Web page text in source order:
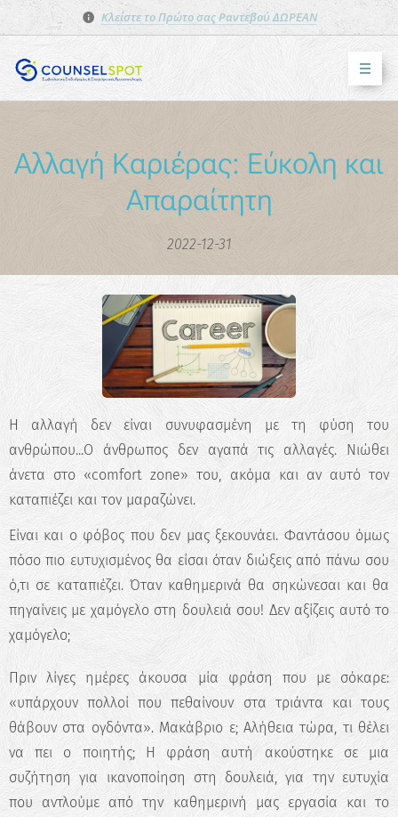
Κλείστε το Πρώτο σας Ραντεβού ΔΩΡΕΑΝ
Αλλαγή Καριέρας: Εύκολη και
Απαραίτητη
2022-12-31
Η αλλαγή δεν είναι συνυφασμένη με τη φύση του
ανθρώπου...Ο άνθρωπος δεν αγαπά τις αλλαγές. Νιώθει
άνετα στο «comfort zone» του, ακόμα και αν αυτό τον
καταπιέζει και τον μαραζώνει.
Είναι και ο φόβος που δεν μας ξεκουνάει. Φαντάσου όμως
πόσο πιο ευτυχισμένος θα είσαι όταν διώξεις από πάνω σου
ό,τι σε καταπιέζει. Όταν καθημερινά θα σηκώνεσαι και θα
πηγαίνεις με χαμόγελο στη δουλειά σου! Δεν αξίζεις αυτό το
χαμόγελο;
Πριν λίγες ημέρες άκουσα μία φράση που με σόκαρε:
«υπάρχουν πολλοί που πεθαίνουν στα τριάντα και τους
θάβουν στα ογδόντα». Μακάβριο ε; Αλήθεια τώρα, τι θέλει
να πει ο ποιητής; Η φράση αυτή ακούστηκε σε μια
συζήτηση για ικανοποίηση στη δουλειά, για την ευτυχία
που αντλούμε από την καθημερινή μας εργασία και το